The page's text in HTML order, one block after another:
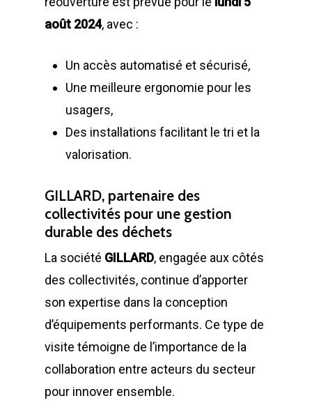
août 2024, avec :
Un accès automatisé et sécurisé,
Une meilleure ergonomie pour les
usagers,
Des installations facilitant le tri et la
valorisation.
GILLARD, partenaire des
collectivités pour une gestion
durable des déchets
La société GILLARD, engagée aux côtés
des collectivités, continue d’apporter
son expertise dans la conception
d’équipements performants. Ce type de
visite témoigne de l’importance de la
collaboration entre acteurs du secteur
pour innover ensemble.
Installations
Bennes Séries
Barrières de
Conteneurs
pour bennes
Concept ECOPAKT
Déchetterie Mobile
Synthèse de notre
Matériels d’occasion
FR
ES
77590 BOIS LE ROI
contact@gillard-sas.fr